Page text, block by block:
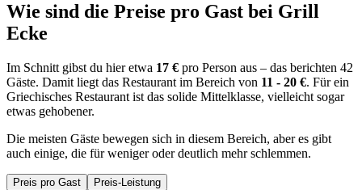
Wie sind die Preise pro Gast bei Grill
Ecke
Im Schnitt gibst du hier etwa 17 € pro Person aus – das berichten 42
Gäste. Damit liegt das Restaurant im Bereich von 11 - 20 €. Für ein
Griechisches Restaurant ist das solide Mittelklasse, vielleicht sogar
etwas gehobener.
Die meisten Gäste bewegen sich in diesem Bereich, aber es gibt
auch einige, die für weniger oder deutlich mehr schlemmen.
Preis pro Gast Preis-Leistung